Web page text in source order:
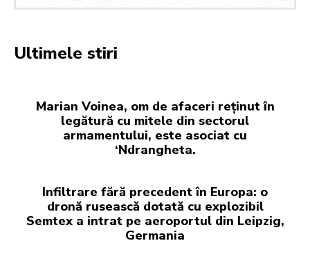
Ultimele stiri
Marian Voinea, om de afaceri reținut în
legătură cu mitele din sectorul
armamentului, este asociat cu
‘Ndrangheta.
Infiltrare fără precedent în Europa: o
dronă rusească dotată cu explozibil
Semtex a intrat pe aeroportul din Leipzig,
Germania